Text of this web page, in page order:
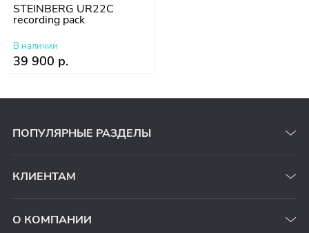
STEINBERG UR22C
recording pack
В наличии
39 900 р.
ПОПУЛЯРНЫЕ РАЗДЕЛЫ
КЛИЕНТАМ
О КОМПАНИИ